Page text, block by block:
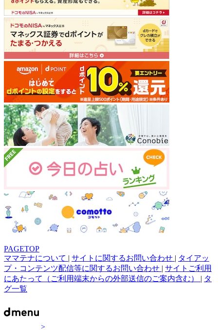
PAGETOP
ママテナについて | サイトに関するお問い合わせ | タイアッ
プ・コンテンツ配信等に関するお問い合わせ | サイトご利用
にあたって（ご利用端末からの外部送信のご案内含む） | タ
グ一覧
>